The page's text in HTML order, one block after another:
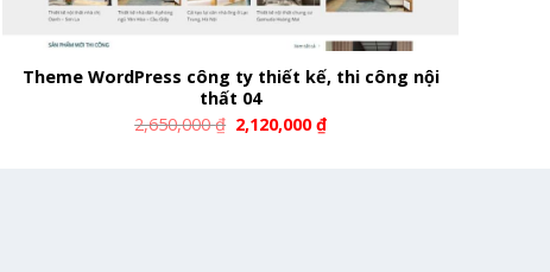
Theme WordPress công ty thiết kế, thi công nội
thất 04
2,650,000₫ 2,120,000₫